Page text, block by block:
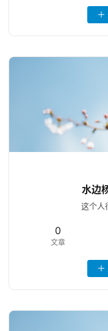
分
水边
这个人
0
文章